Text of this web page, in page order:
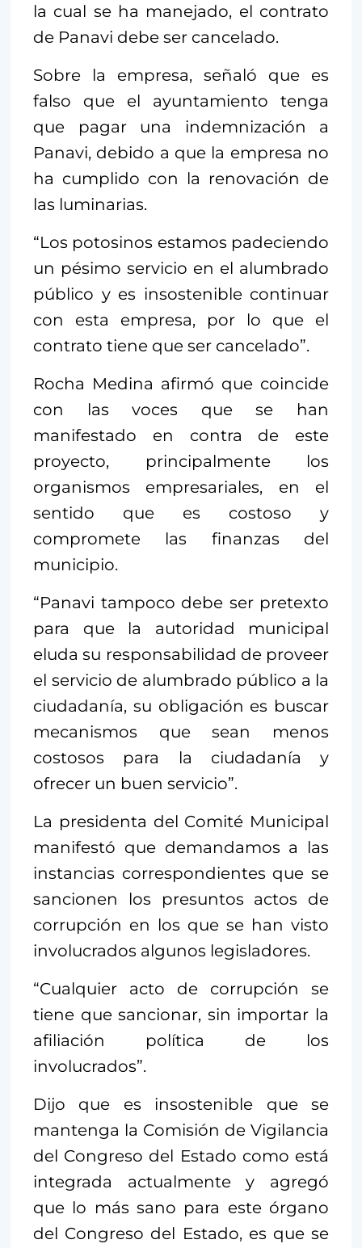
la cual se ha manejado, el contrato
de Panavi debe ser cancelado.
Sobre la empresa, señaló que es
falso que el ayuntamiento tenga
que pagar una indemnización a
Panavi, debido a que la empresa no
ha cumplido con la renovación de
las luminarias.
“Los potosinos estamos padeciendo
un pésimo servicio en el alumbrado
público y es insostenible continuar
con esta empresa, por lo que el
contrato tiene que ser cancelado”.
Rocha Medina afirmó que coincide
con las voces que se han
manifestado en contra de este
proyecto, principalmente los
organismos empresariales, en el
sentido que es costoso y
compromete las finanzas del
municipio.
“Panavi tampoco debe ser pretexto
para que la autoridad municipal
eluda su responsabilidad de proveer
el servicio de alumbrado público a la
ciudadanía, su obligación es buscar
mecanismos que sean menos
costosos para la ciudadanía y
ofrecer un buen servicio”.
La presidenta del Comité Municipal
manifestó que demandamos a las
instancias correspondientes que se
sancionen los presuntos actos de
corrupción en los que se han visto
involucrados algunos legisladores.
“Cualquier acto de corrupción se
tiene que sancionar, sin importar la
afiliación política de los
involucrados”.
Dijo que es insostenible que se
mantenga la Comisión de Vigilancia
del Congreso del Estado como está
integrada actualmente y agregó
que lo más sano para este órgano
del Congreso del Estado, es que se